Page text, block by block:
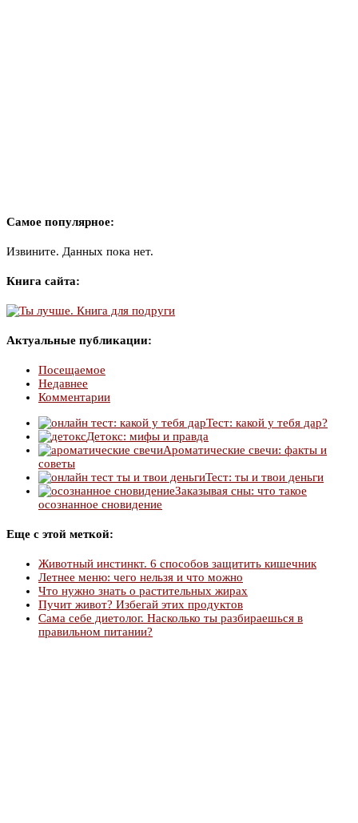
Самое популярное:
Извините. Данных пока нет.
Книга сайта:
Актуальные публикации:
Посещаемое
Недавнее
Комментарии
Тест: какой у тебя дар?
Детокс: мифы и правда
Ароматические свечи: факты и
советы
Тест: ты и твои деньги
Заказывая сны: что такое
осознанное сновидение
Еще с этой меткой:
Животный инстинкт. 6 способов защитить кишечник
Летнее меню: чего нельзя и что можно
Что нужно знать о растительных жирах
Пучит живот? Избегай этих продуктов
Сама себе диетолог. Насколько ты разбираешься в
правильном питании?